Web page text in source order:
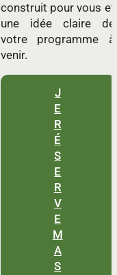
construit pour vous et
une idée claire de
votre programme à
venir.
J
E
R
É
S
E
R
V
E
M
A
S